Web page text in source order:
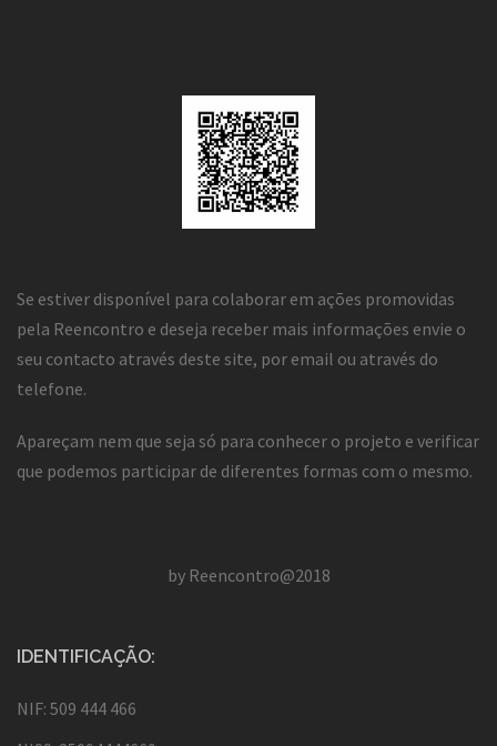
Se estiver disponível para colaborar em ações promovidas
pela Reencontro e deseja receber mais informações envie o
seu contacto através deste site, por email ou através do
telefone.
Apareçam nem que seja só para conhecer o projeto e verificar
que podemos participar de diferentes formas com o mesmo.
by Reencontro@2018
IDENTIFICAÇÃO:
NIF: 509 444 466